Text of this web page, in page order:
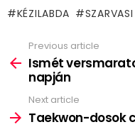
KÉZILABDA
more
Previous article
Ismét
napján
Next article
Taekwon-dosok